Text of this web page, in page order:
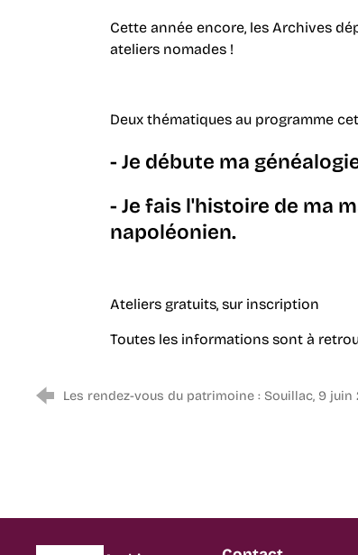
Cette année encore, les Archives
ateliers nomades !
Deux thématiques au programme
- Je débute ma
- Je fais l'histoire de ma
napoléonien.
Ateliers gratuits, sur inscription
Toutes les informations sont à
Les rendez-vous du patrimoine : Souillac, 9 juin